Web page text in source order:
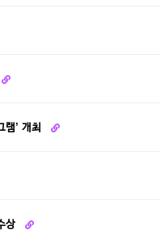
램’ 개최
상